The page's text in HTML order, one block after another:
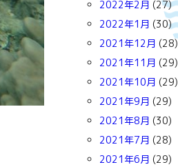
2022年2月 (27)
2022年1月 (30)
2021年12月 (28)
2021年11月 (29)
2021年10月 (29)
2021年9月 (29)
2021年8月 (30)
2021年7月 (28)
2021年6月 (29)